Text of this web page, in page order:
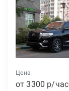
Цена:
от3300 р/час